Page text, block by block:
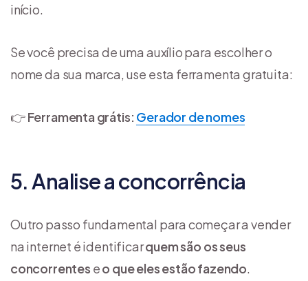
início.
Se você precisa de uma auxílio para escolher o
nome da sua marca, use esta ferramenta gratuita:
👉Ferramenta grátis: Gerador de nomes
5. Analise a concorrência
Outro passo fundamental para começar a vender
na internet é identificarquem são os seus
concorrentes eo que eles estão fazendo.